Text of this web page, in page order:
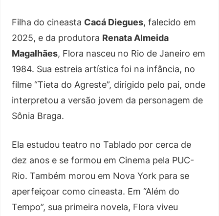
Filha do cineasta Cacá Diegues, falecido em
2025, e da produtora Renata Almeida
Magalhães, Flora nasceu no Rio de Janeiro em
1984. Sua estreia artística foi na infância, no
filme “Tieta do Agreste”, dirigido pelo pai, onde
interpretou a versão jovem da personagem de
Sônia Braga.
Ela estudou teatro no Tablado por cerca de
dez anos e se formou em Cinema pela PUC-
Rio. Também morou em Nova York para se
aperfeiçoar como cineasta. Em “Além do
Tempo”, sua primeira novela, Flora viveu